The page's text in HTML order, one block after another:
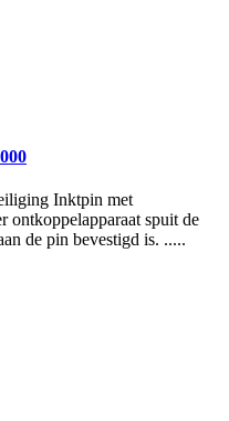
Inktpin met
ontkoppelapparaat spuit de
de pin bevestigd is. .....